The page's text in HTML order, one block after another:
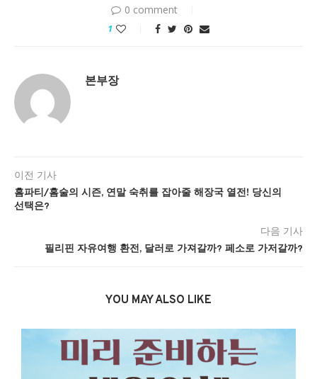
0 comment
1
본부장
이전 기사
홈파티/홈술의 시즌, 연말 숙취를 잡아줄 해장국 열전! 당신의
선택은?
다음 기사
필리핀 자유여행 환전, 달러로 가져갈까? 페소로 가저갈까?
YOU MAY ALSO LIKE